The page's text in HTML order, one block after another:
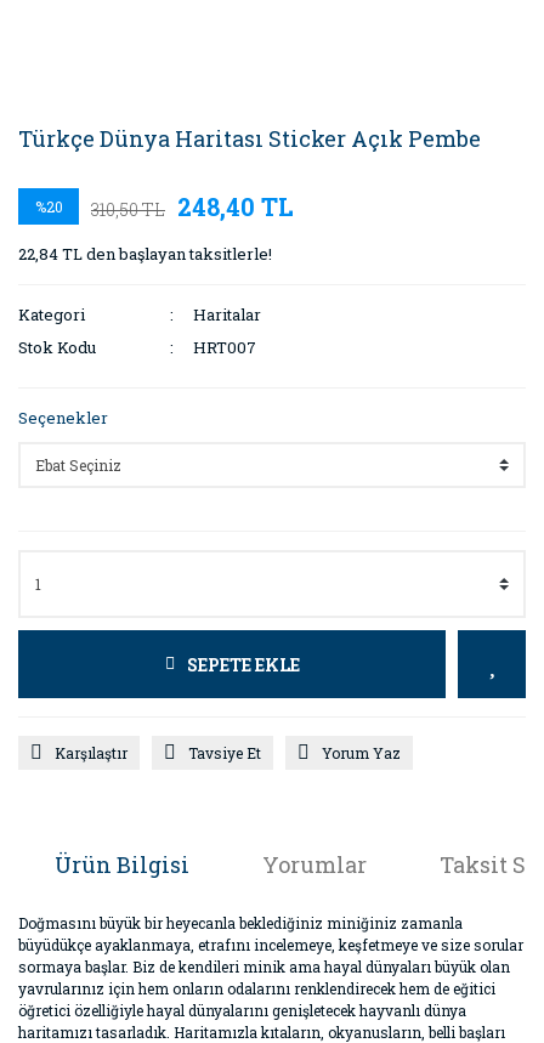
Türkçe Dünya Haritası Sticker Açık Pembe
%20 310,50 TL 248,40 TL
22,84 TL den başlayan taksitlerle!
Kategori
Haritalar
Stok Kodu
HRT007
Seçenekler
SEPETE EKLE
Karşılaştır Tavsiye Et Yorum Yaz
Ürün Bilgisi Yorumlar Taksit
Doğmasını büyük bir heyecanla beklediğiniz miniğiniz zamanla
büyüdükçe ayaklanmaya, etrafını incelemeye, keşfetmeye ve size sorular
sormaya başlar. Biz de kendileri minik ama hayal dünyaları büyük olan
yavrularınız için hem onların odalarını renklendirecek hem de eğitici
öğretici özelliğiyle hayal dünyalarını genişletecek hayvanlı dünya
haritamızı tasarladık. Haritamızla kıtaların, okyanusların, belli başları